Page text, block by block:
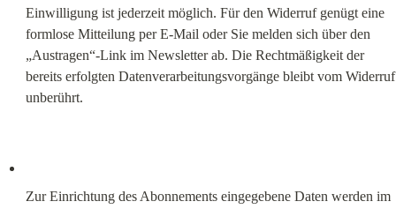
Einwilligung ist jederzeit möglich. Für den Widerruf genügt eine
formlose Mitteilung per E-Mail oder Sie melden sich über den
„Austragen“-Link im Newsletter ab. Die Rechtmäßigkeit der
bereits erfolgten Datenverarbeitungsvorgänge bleibt vom Widerruf
unberührt.
Zur Einrichtung des Abonnements eingegebene Daten werden im